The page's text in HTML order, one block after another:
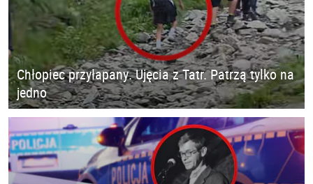
Chłopiec przyłapany. Ujęcia z Tatr. Patrzą tylko na
jedno